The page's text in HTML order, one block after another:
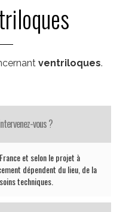
ventriloques.
vous ?
et selon le projet à
dépendent du lieu, de la
techniques.